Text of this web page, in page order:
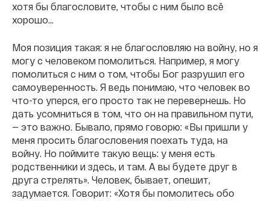
хотя бы благословите, чтобы с ним было всё
хорошо...
Моя позиция такая: я не благословляю на войну, но я
могу с человеком помолиться. Например, я могу
помолиться с ним о том, чтобы Бог разрушил его
самоуверенность. Я ведь понимаю, что человек во
что-то уперся, его просто так не перевернешь. Но
дать усомниться в том, что он на правильном пути,
— это важно. Бывало, прямо говорю: «Вы пришли у
меня просить благословения поехать туда, на
войну. Но поймите такую вещь: у меня есть
родственники и здесь, и там. А вы будете друг в
друга стрелять». Человек, бывает, опешит,
задумается. Говорит: «Хотя бы помолитесь обо